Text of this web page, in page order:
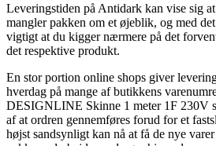
Leveringstiden på Antidark kan vise sig
mangler pakken om et øjeblik, og med
vigtigt at du kigger nærmere på det
det respektive produkt.
En stor portion online shops giver
hverdag på mange af butikkens
DESIGNLINE Skinne 1 meter 1F 230V
af at ordren gennemføres forud for et
højst sandsynligt kan nå at få de nye